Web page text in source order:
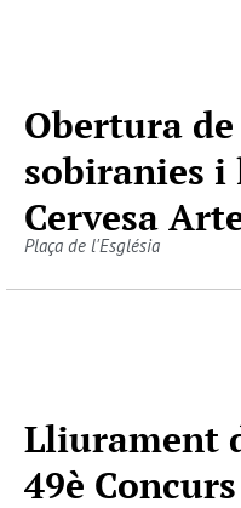
Obertura
sobiranies i
Cervesa
Plaça de l'Església
Lliurament
49è